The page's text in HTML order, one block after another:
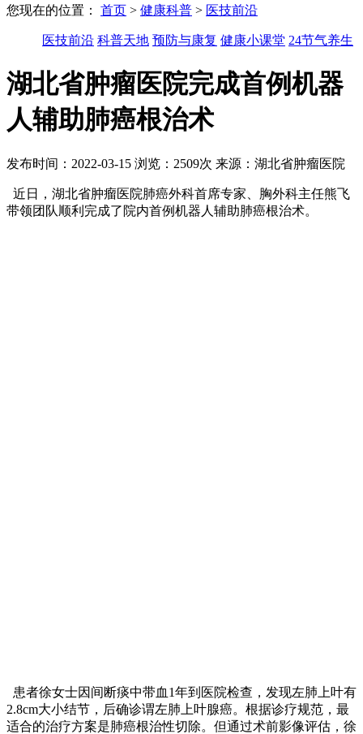
您现在的位置： 首页 > 健康科普 > 医技前沿
医技前沿 科普天地 预防与康复 健康小课堂 24节气养生
湖北省肿瘤医院完成首例机器
人辅助肺癌根治术
发布时间：2022-03-15 浏览：2509次 来源：湖北省肿瘤医院
近日，湖北省肿瘤医院肺癌外科首席专家、胸外科主任熊飞
带领团队顺利完成了院内首例机器人辅助肺癌根治术。
患者徐女士因间断痰中带血1年到医院检查，发现左肺上叶有
2.8cm大小结节，后确诊谓左肺上叶腺癌。根据诊疗规范，最
适合的治疗方案是肺癌根治性切除。但通过术前影像评估，徐